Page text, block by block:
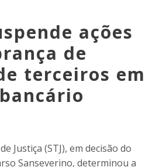
ações
de
terceiros em
Justiça (STJ), em decisão do
Sanseverino, determinou a